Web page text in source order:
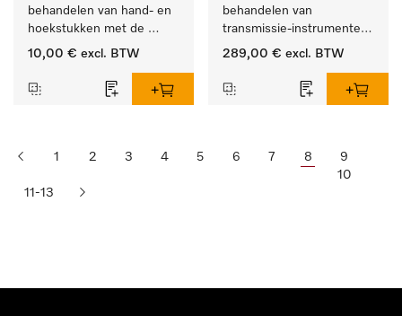
behandelen van hand- en
hoekstukken met de
houder APWD 068
10,00 € excl. BTW
behandelen van
transmissie-instrumenten
met externe spray.
289,00 € excl. BTW
1 2 3 4 5 6 7 8
9
10
11-13